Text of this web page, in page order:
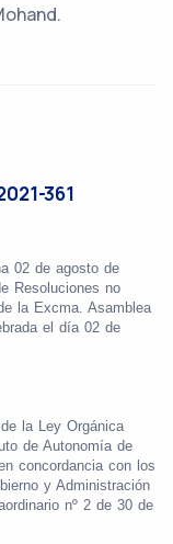
361
02 de agosto de
Resoluciones no
la Excma. Asamblea
el día 02 de
la Ley Orgánica
de Autonomía de
concordancia con los
y Administración
nº 2 de 30 de